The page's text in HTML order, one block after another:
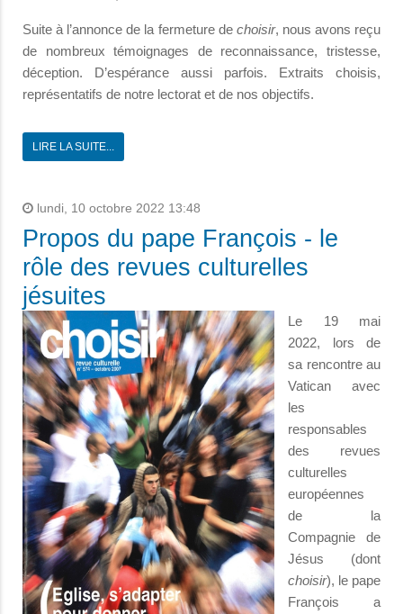
Suite à l’annonce de la fermeture de choisir, nous avons reçu
de nombreux témoignages de reconnaissance, tristesse,
déception. D’espérance aussi parfois. Extraits choisis,
représentatifs de notre lectorat et de nos objectifs.
LIRE LA SUITE...
lundi, 10 octobre 2022 13:48
Propos du pape François - le
rôle des revues culturelles
jésuites
Le 19 mai
2022, lors de
sa rencontre au
Vatican avec
les
responsables
des revues
culturelles
européennes
de la
Compagnie de
Jésus (dont
choisir), le pape
François a